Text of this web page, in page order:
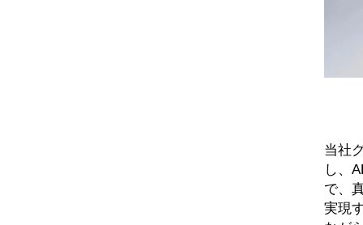
当社
し、
で、
実現